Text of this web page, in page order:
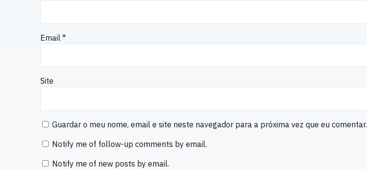
Email *
Site
Guardar o meu nome, email e site neste navegador para a próxima vez que eu comentar.
Notify me of follow-up comments by email.
Notify me of new posts by email.